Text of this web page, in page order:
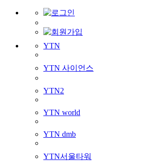
YTN
YTN 사이언스
YTN2
YTN world
YTN dmb
YTN서울타워